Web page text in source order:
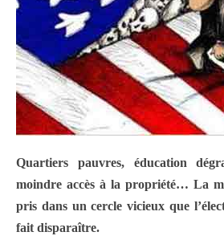
Quartiers pauvres, éducation
moindre accès à la propriété… La
pris dans un cercle vicieux que
fait disparaître.